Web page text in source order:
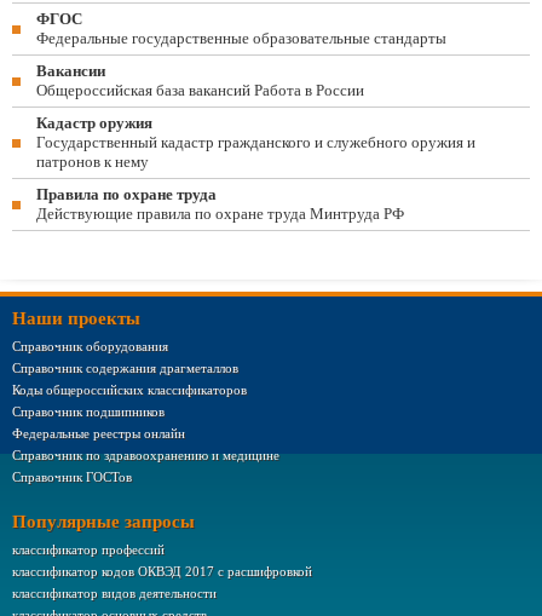
ФГОС
Федеральные государственные образовательные стандарты
Вакансии
Общероссийская база вакансий Работа в России
Кадастр оружия
Государственный кадастр гражданского и служебного оружия и
патронов к нему
Правила по охране труда
Действующие правила по охране труда Минтруда РФ
Наши проекты
Справочник оборудования
Справочник содержания драгметаллов
Коды общероссийских классификаторов
Справочник подшипников
Федеральные реестры онлайн
Справочник по здравоохранению и медицине
Справочник ГОСТов
Популярные запросы
классификатор профессий
классификатор кодов ОКВЭД 2017 с расшифровкой
классификатор видов деятельности